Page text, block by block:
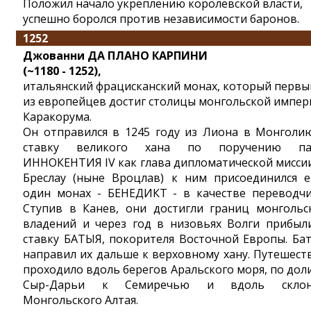
Положил начало укреплению королевской власти,
успешно боролся против независимости баронов.
1252
Джованни ДА ПЛАНО КАРПИНИ
(~1180 - 1252),
итальянский фрацисканский монах, который
из европейцев достиг столицы монгольской
Каракорума.
Он отправился в 1245 году из Лиона в
ставку великого хана по поручению
ИННОКЕНТИЯ IV как глава дипломатической
Бреслау (ныне Вроцлав) к ним присоединился
один монах - БЕНЕДИКТ - в качестве
Ступив в Канев, они достигли границ
владений и через год в низовьях Волги
ставку БАТЫЯ, покорителя Восточной Европы.
направил их дальше к верховному хану.
проходило вдоль берегов Аральского моря, по
Сыр-Дарьи к Семиречью и вдоль
Монгольского Алтая.